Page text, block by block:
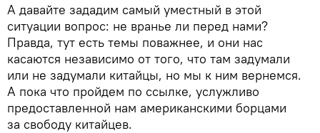
А давайте зададим самый уместный в этой
ситуации вопрос: не вранье ли перед нами?
Правда, тут есть темы поважнее, и они нас
касаются независимо от того, что там задумали
или не задумали китайцы, но мы к ним вернемся.
А пока что пройдем по ссылке, услужливо
предоставленной нам американскими борцами
за свободу китайцев.